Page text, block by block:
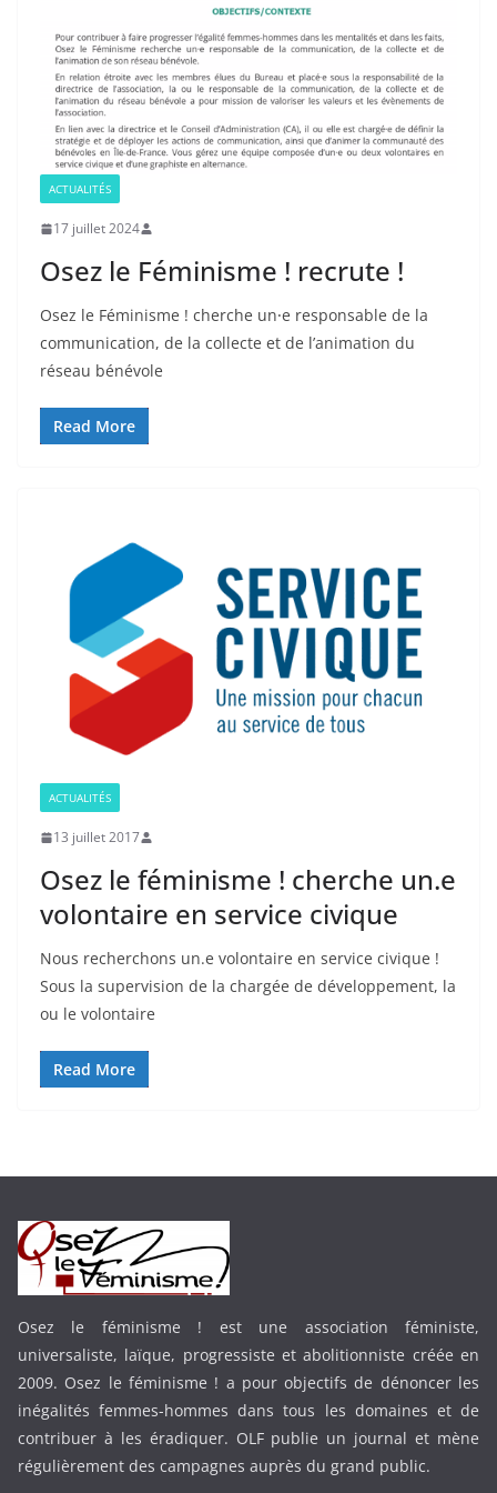
ACTUALITÉS
17 juillet 2024
Osez le Féminisme ! recrute !
Osez le Féminisme ! cherche un⸱e responsable de la
communication, de la collecte et de l’animation du
réseau bénévole
Read More
ACTUALITÉS
13 juillet 2017
Osez le féminisme ! cherche un.e
volontaire en service civique
Nous recherchons un.e volontaire en service civique !
Sous la supervision de la chargée de développement, la
ou le volontaire
Read More
Osez le féminisme ! est une association féministe,
universaliste, laïque, progressiste et abolitionniste créée en
2009. Osez le féminisme ! a pour objectifs de dénoncer les
inégalités femmes-hommes dans tous les domaines et de
contribuer à les éradiquer. OLF publie un journal et mène
régulièrement des campagnes auprès du grand public.